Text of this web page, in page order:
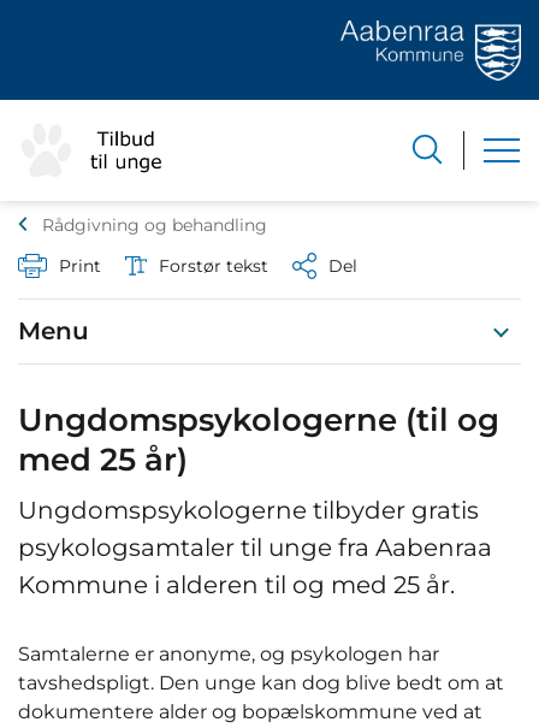
Rådgivning og behandling
Print
Forstør tekst Del
Menu
Ungdomspsykologerne (til og
med 25 år)
Ungdomspsykologerne tilbyder gratis
psykologsamtaler til unge fra Aabenraa
Kommune i alderen til og med 25 år.
Samtalerne er anonyme, og psykologen har
tavshedspligt. Den unge kan dog blive bedt om at
dokumentere alder og bopælskommune ved at